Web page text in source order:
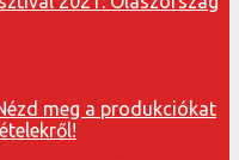
meg a produkciókat